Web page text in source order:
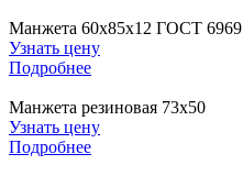
Манжета 60х85х12 ГОСТ 6969
Узнать цену
Подробнее
Манжета резиновая 73х50
Узнать цену
Подробнее